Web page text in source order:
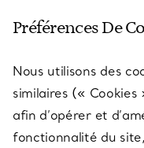
SERVICES
À PROPOS
Préférences De
Nous utilisons des
similaires (« Cookies
afin d’opérer et
fonctionnalité du